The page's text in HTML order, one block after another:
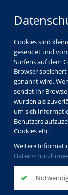
Cookies sind
gesendet und
Surfens auf dem
Browser
genannt wird.
sendet Ihr
wurden als
um sich
Benutzers
Cookies ein.
Weitere
Notwendig